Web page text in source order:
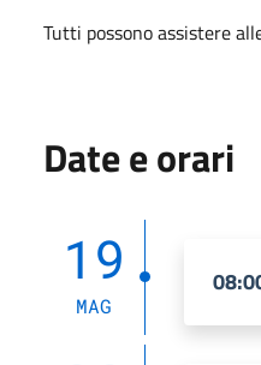
Tutti possono assistere
Date e orari
19
MAG